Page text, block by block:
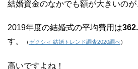
結婚資金のなかでも額が大きいのが
2019年度の結婚式の平均費用は
す。
（ゼクシィ 結婚トレンド調査2020調べ）
高いですよね！